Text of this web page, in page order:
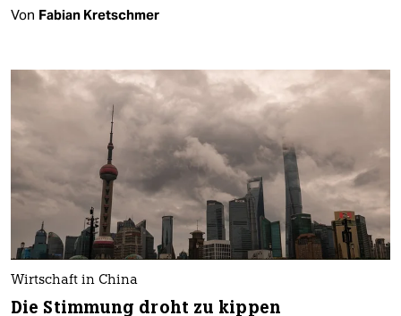
Von Fabian Kretschmer
Wirtschaft in China
Die Stimmung droht zu kippen